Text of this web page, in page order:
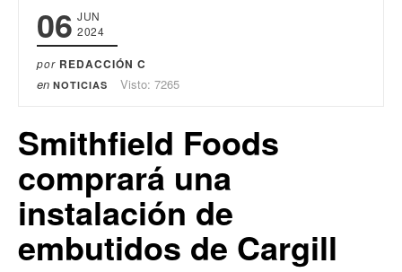
06 JUN
2024
por REDACCIÓN C
en NOTICIAS Visto: 7265
Smithfield Foods
comprará una
instalación de
embutidos de Cargill